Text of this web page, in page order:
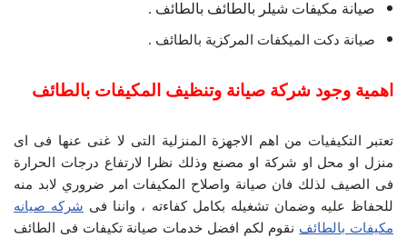
صيانة مكيفات شيلر بالطائف بالطائف .
صيانة دكت الميكفات المركزية بالطائف .
اهمية وجود شركة صيانة وتنظيف المكيفات بالطائف
تعتبر التكيفيات من اهم الاجهزة المنزلية التى لا غنى عنها فى اى
منزل او محل او شركة او مصنع وذلك نظرا لارتفاع درجات الحرارة
فى الصيف لذلك فان صيانة واصلاح المكيفات امر ضروري لابد منه
للحفاظ عليه وضمان تشغيله بكامل كفاءته ، واننا فى شركه صيانه
مكيفات بالطائف نقوم لكم افضل خدمات صيانة تكيفات فى الطائف